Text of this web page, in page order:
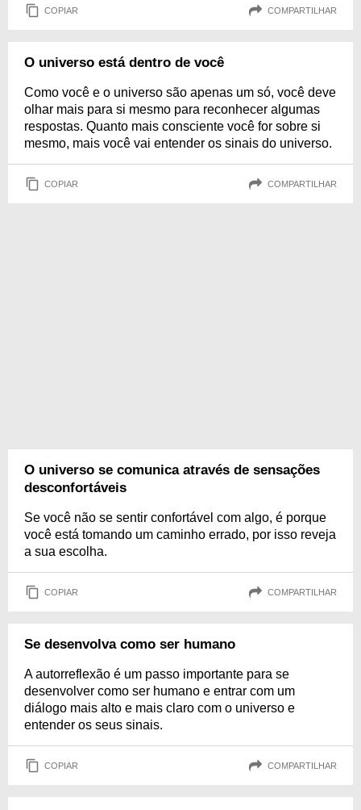
COPIAR COMPARTILHAR
O universo está dentro de você
Como você e o universo são apenas um só, você deve
olhar mais para si mesmo para reconhecer algumas
respostas. Quanto mais consciente você for sobre si
mesmo, mais você vai entender os sinais do universo.
COPIAR COMPARTILHAR
O universo se comunica através de sensações
desconfortáveis
Se você não se sentir confortável com algo, é porque
você está tomando um caminho errado, por isso reveja
a sua escolha.
COPIAR COMPARTILHAR
Se desenvolva como ser humano
A autorreflexão é um passo importante para se
desenvolver como ser humano e entrar com um
diálogo mais alto e mais claro com o universo e
entender os seus sinais.
COPIAR COMPARTILHAR